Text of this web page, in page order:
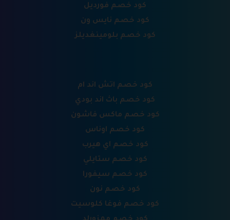
كود خصم فورديل
كود خصم نايس ون
كود خصم بلومينغديلز
كود خصم اتش اند ام
كود خصم باث اند بودي
كود خصم ماكس فاشون
كود خصم اوناس
كود خصم اي هيرب
كود خصم ستايلي
كود خصم سيفورا
كود خصم نون
كود خصم فوغا كلوسيت